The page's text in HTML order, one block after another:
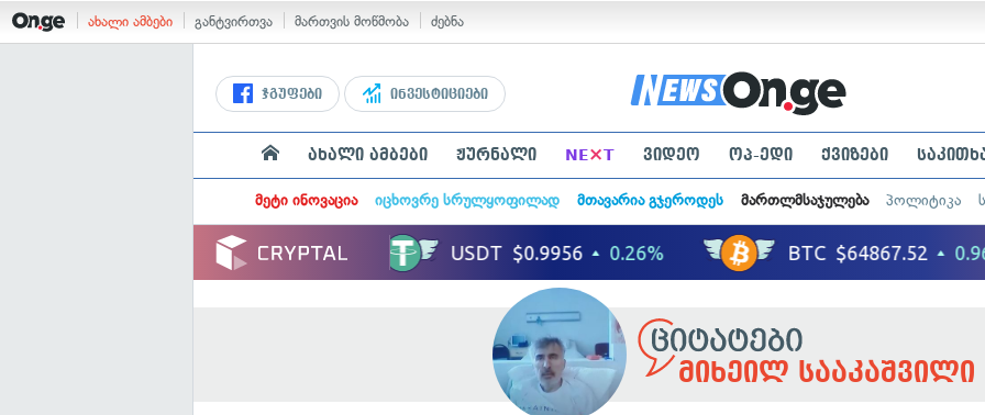
ახალი ამბები განტვირთვა მართვის მოწმობა ძებნა
ჯგუფები ინვესტიციები
ახალი ამბები ჟურნალი NE×T ვიდეო ოპ-ედი ქვიზები
მეტი ინოვაცია იცხოვრე სრულყოფილად მთავარია გჯეროდეს მართლმსაჯულება პოლიტიკა
მიხეილ სააკაშვილი